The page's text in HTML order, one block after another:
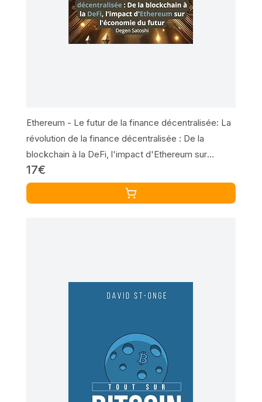
Ethereum - Le futur de la finance décentralisée: La
révolution de la finance décentralisée : De la
blockchain à la DeFi, l'impact d'Ethereum sur
l'économie du futur
17€